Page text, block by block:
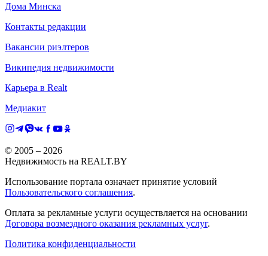
Дома Минска
Контакты редакции
Вакансии риэлтеров
Википедия недвижимости
Карьера в Realt
Медиакит
© 2005 – 2026
Недвижимость на REALT.BY
Использование портала означает принятие условий
Пользовательского соглашения.
Оплата за рекламные услуги осуществляется на основании
Договора возмездного оказания рекламных услуг.
Политика конфиденциальности